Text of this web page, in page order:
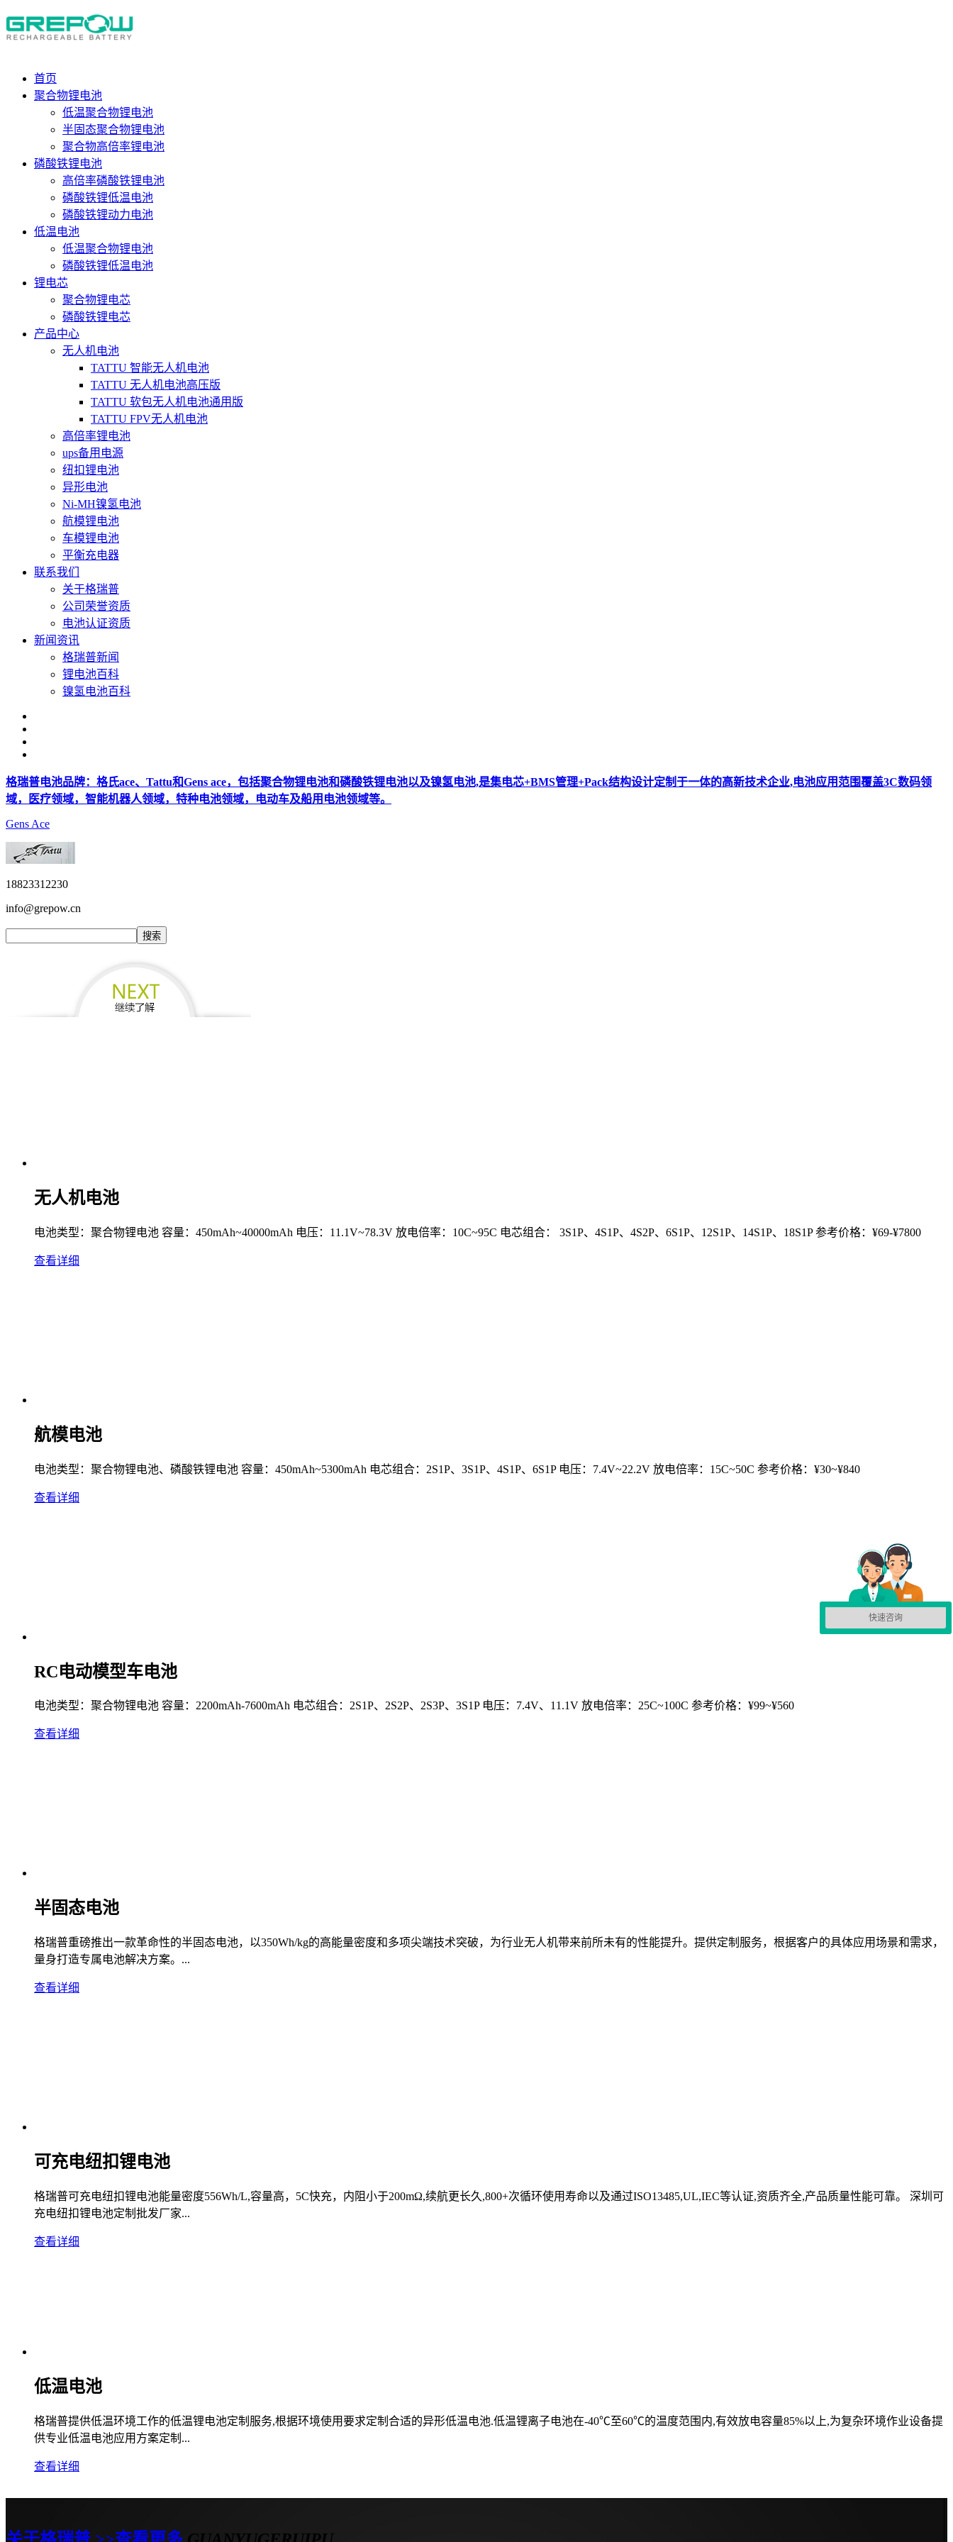
首页
聚合物锂电池
低温聚合物锂电池
半固态聚合物锂电池
聚合物高倍率锂电池
磷酸铁锂电池
高倍率磷酸铁锂电池
磷酸铁锂低温电池
磷酸铁锂动力电池
低温电池
低温聚合物锂电池
磷酸铁锂低温电池
锂电芯
聚合物锂电芯
磷酸铁锂电芯
产品中心
无人机电池
TATTU 智能无人机电池
TATTU 无人机电池高压版
TATTU 软包无人机电池通用版
TATTU FPV无人机电池
高倍率锂电池
ups备用电源
纽扣锂电池
异形电池
Ni-MH镍氢电池
航模锂电池
车模锂电池
平衡充电器
联系我们
关于格瑞普
公司荣誉资质
电池认证资质
新闻资讯
格瑞普新闻
锂电池百科
镍氢电池百科
格瑞普电池品牌：格氏ace、Tattu和Gens ace，包括聚合物锂电池和磷酸铁锂电池以及镍氢电池,是集电芯+BMS管理+Pack结构设计定制于一体的高新技术企业,电池应用范围覆盖3C数码领
域，医疗领域，智能机器人领域，特种电池领域，电动车及船用电池领域等。
Gens Ace
18823312230
info@grepow.cn
搜索
无人机电池
电池类型：聚合物锂电池 容量：450mAh~40000mAh 电压：11.1V~78.3V 放电倍率：10C~95C 电芯组合： 3S1P、4S1P、4S2P、6S1P、12S1P、14S1P、18S1P 参考价格：¥69-¥7800
查看详细
航模电池
电池类型：聚合物锂电池、磷酸铁锂电池 容量：450mAh~5300mAh 电芯组合：2S1P、3S1P、4S1P、6S1P 电压：7.4V~22.2V 放电倍率：15C~50C 参考价格：¥30~¥840
查看详细
RC电动模型车电池
电池类型：聚合物锂电池 容量：2200mAh-7600mAh 电芯组合：2S1P、2S2P、2S3P、3S1P 电压：7.4V、11.1V 放电倍率：25C~100C 参考价格：¥99~¥560
查看详细
半固态电池
格瑞普重磅推出一款革命性的半固态电池，以350Wh/kg的高能量密度和多项尖端技术突破，为行业无人机带来前所未有的性能提升。提供定制服务，根据客户的具体应用场景和需求，
量身打造专属电池解决方案。...
查看详细
可充电纽扣锂电池
格瑞普可充电纽扣锂电池能量密度556Wh/L,容量高，5C快充，内阻小于200mΩ,续航更长久,800+次循环使用寿命以及通过ISO13485,UL,IEC等认证,资质齐全,产品质量性能可靠。 深圳可
充电纽扣锂电池定制批发厂家...
查看详细
低温电池
格瑞普提供低温环境工作的低温锂电池定制服务,根据环境使用要求定制合适的异形低温电池.低温锂离子电池在-40℃至60℃的温度范围内,有效放电容量85%以上,为复杂环境作业设备提
供专业低温电池应用方案定制...
查看详细
快速咨询